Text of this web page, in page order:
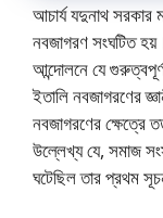
আচার্য যদুনাথ সরকার
নবজাগরণ সংঘটিত
আন্দোলনে যে
ইতালি নবজাগরণের
নবজাগরণের ক্ষেত্রে
উল্লেখ্য যে, সমাজ
ঘটেছিল তার প্রথম